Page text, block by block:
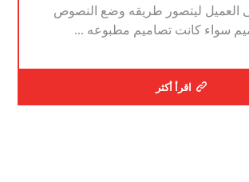
العميل ليتصور طريقه وضع النصوص
سواء كانت تصاميم مطبوعه ...
اقرأ أكثر